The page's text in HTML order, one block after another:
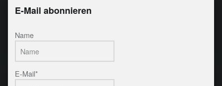
E-Mail abonnieren
Name
E-Mail*